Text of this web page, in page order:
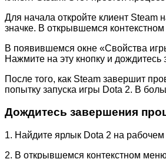
Для начала откройте клиент
значке. В открывшемся
В появившемся окне «Свойства
Нажмите на эту кнопку и
После того, как Steam завершит
попытку запуска игры Dota 2. В
Дождитесь завершения
1. Найдите ярлык Dota 2 на
2. В открывшемся контекстном